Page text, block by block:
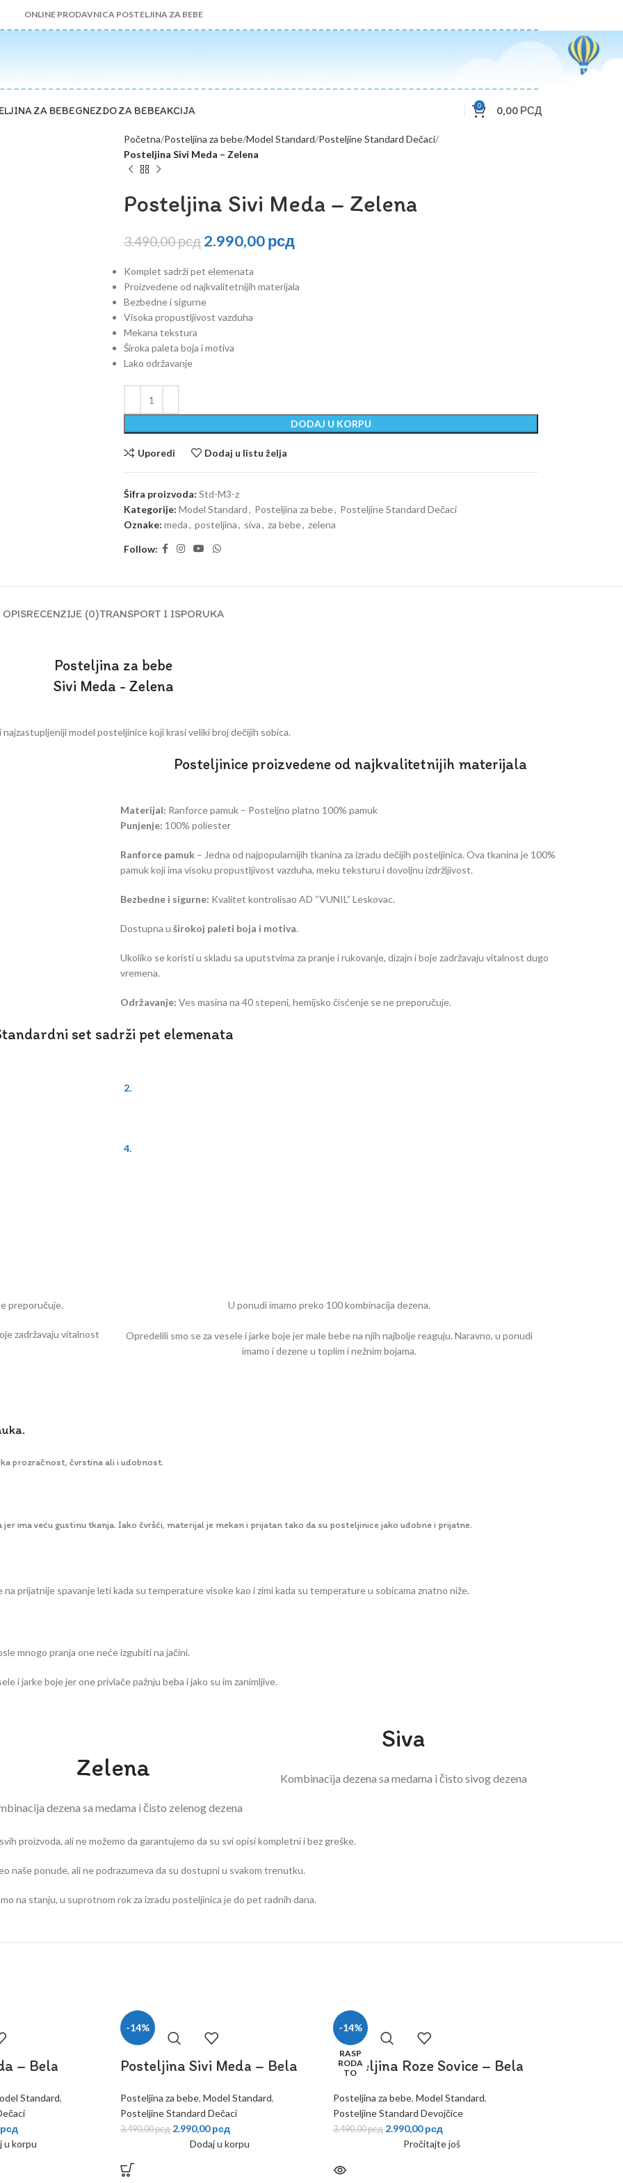
ONLINE PRODAVNICA POSTELJINA ZA BEBE
ZA BEBEGNEZDO ZA BEBEAKCIJA 0 0,00 РСД
Početna Posteljina za bebe Model Standard Posteljine Standard Dečaci
Posteljina Sivi Meda – Zelena
Posteljina Sivi Meda – Zelena
3.490,00рсд 2.990,00рсд
Komplet sadrži pet elemenata
Proizvedene od najkvalitetnijih materijala
Bezbedne i sigurne
Visoka propustljivost vazduha
Mekana tekstura
Široka paleta boja i motiva
Lako održavanje
DODAJ U KORPU
Uporedi Dodaj u listu želja
Šifra proizvoda: Std-M3-z
Kategorije: Model Standard, Posteljina za bebe, Posteljine Standard Dečaci
Oznake: meda, posteljina, siva, za bebe, zelena
Follow:
OPISRECENZIJE (0)TRANSPORT I ISPORUKA
Posteljina za bebe
Sivi Meda - Zelena
najzastupljeniji model posteljinice koji krasi veliki broj dečijih sobica.
Posteljinice proizvedene od najkvalitetnijih materijala
Materijal: Ranforce pamuk – Posteljno platno 100% pamuk
Punjenje: 100% poliester
Ranforce pamuk – Jedna od najpopularnijih tkanina za izradu dečijih posteljinica. Ova tkanina je 100%
pamuk koji ima visoku propustljivost vazduha, meku teksturu i dovoljnu izdržljivost.
Bezbedne i sigurne: Kvalitet kontrolisao AD “VUNIL” Leskovac.
Dostupna u širokoj paleti boja i motiva.
Ukoliko se koristi u skladu sa uputstvima za pranje i rukovanje, dizajn i boje zadržavaju vitalnost dugo
vremena.
Održavanje: Ves masina na 40 stepeni, hemijsko čisćenje se ne preporučuje.
set sadrži pet elemenata
2.
4.
preporučuje.
zadržavaju vitalnost
U ponudi imamo preko 100 kombinacija dezena.
Opredelili smo se za vesele i jarke boje jer male bebe na njih najbolje reaguju. Naravno, u ponudi
imamo i dezene u toplim i nežnim bojama.
prozračnost, čvrstina ali i udobnost.
ima veću gustinu tkanja. Iako čvršći, materijal je mekan i prijatan tako da su posteljinice jako udobne i prijatne.
prijatnije spavanje leti kada su temperature visoke kao i zimi kada su temperature u sobicama znatno niže.
mnogo pranja one neće izgubiti na jačini.
i jarke boje jer one privlače pažnju beba i jako su im zanimljive.
Zelena
dezena sa medama i čisto zelenog dezena
Siva
Kombinacija dezena sa medama i čisto sivog dezena
proizvoda, ali ne možemo da garantujemo da su svi opisi kompletni i bez greške.
naše ponude, ali ne podrazumeva da su dostupni u svakom trenutku.
na stanju, u suprotnom rok za izradu posteljinica je do pet radnih dana.
– Bela
Standard,
рсд
u korpu
-14%
Posteljina Sivi Meda – Bela
Posteljina za bebe, Model Standard,
Posteljine Standard Dečaci
3.490,00рсд 2.990,00рсд
Dodaj u korpu
-14%
RASP
RODA
TO
Posteljina Roze Sovice – Bela
Posteljina za bebe, Model Standard,
Posteljine Standard Devojčice
3.490,00рсд 2.990,00рсд
Pročitajte još